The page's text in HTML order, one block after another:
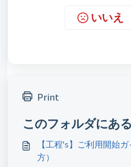
いいえ
Print
このフォルダにあ
【工程's】ご利用開始
方）